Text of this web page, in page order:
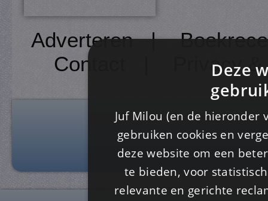
Adverteren|
Contact
Privacy
Deze
Juf Milou (en de
gebruiken cookies en
deze website om een
te bieden, voor
relevante en gerichte